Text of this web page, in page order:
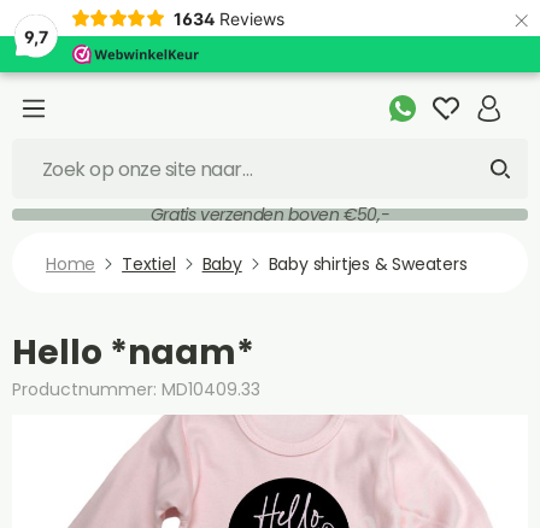
9,7
1634 Reviews ×
Gratis verzenden boven €50,-
Home Textiel Baby Baby shirtjes & Sweaters
Hello *naam*
Productnummer: MD10409.33